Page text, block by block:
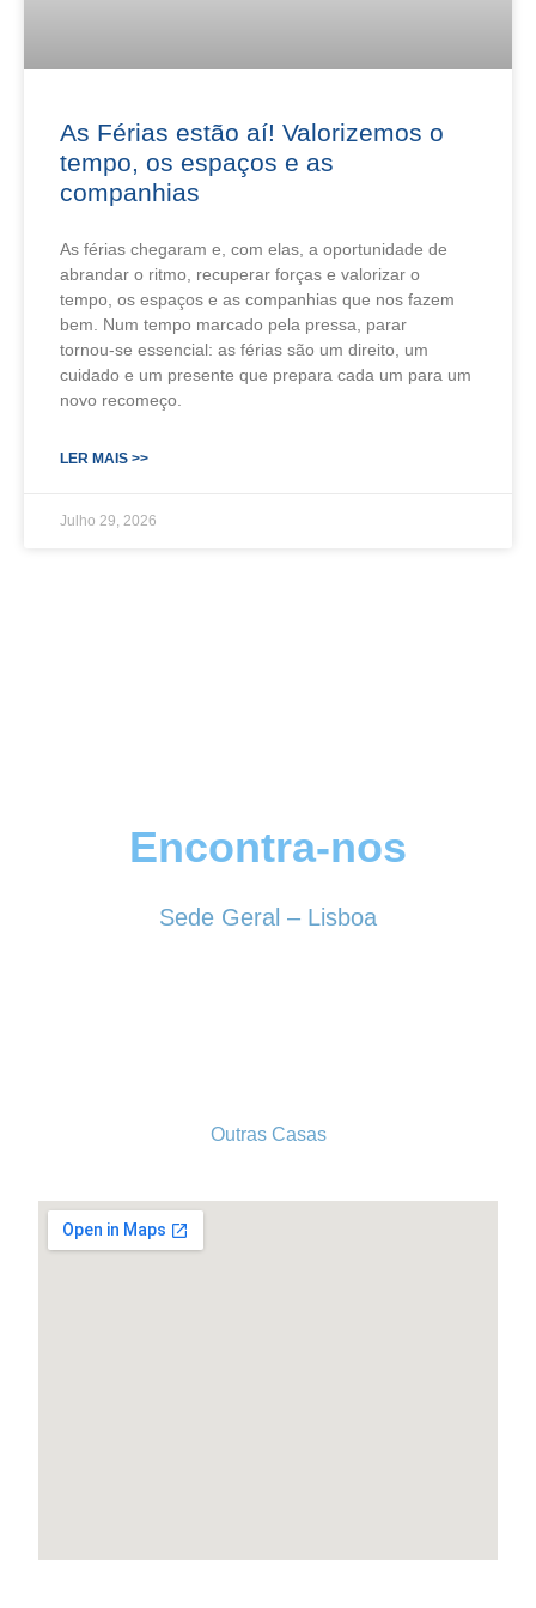
As Férias estão aí! Valorizemos o
tempo, os espaços e as
companhias
As férias chegaram e, com elas, a oportunidade de
abrandar o ritmo, recuperar forças e valorizar o
tempo, os espaços e as companhias que nos fazem
bem. Num tempo marcado pela pressa, parar
tornou‑se essencial: as férias são um direito, um
cuidado e um presente que prepara cada um para um
novo recomeço.
LER MAIS >>
Julho 29, 2026
Encontra-nos
Sede Geral – Lisboa
Outras Casas